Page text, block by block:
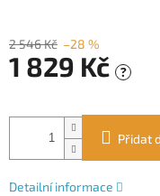
2 546 Kč –28 %
1 829 Kč ?
cena:
Přidat
Detailní informace